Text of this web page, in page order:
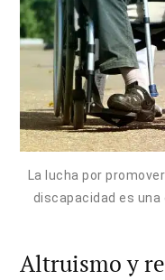
La lucha por
discapacidad es
Altruismo y